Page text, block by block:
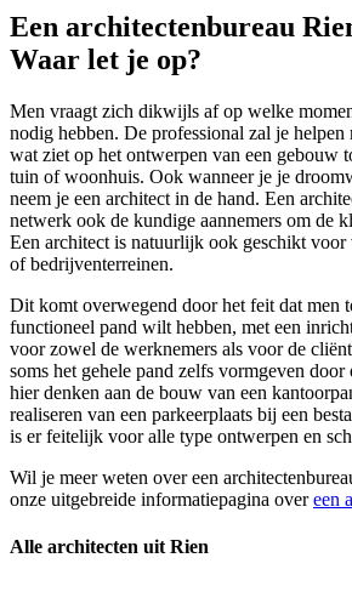
Een architectenbureau
Waar let je op?
Men vraagt zich dikwijls af op welke
nodig hebben. De professional zal je helpen
wat ziet op het ontwerpen van een gebouw
tuin of woonhuis. Ook wanneer je je
neem je een architect in de hand. Een
netwerk ook de kundige aannemers om de
Een architect is natuurlijk ook geschikt
of bedrijventerreinen.
Dit komt overwegend door het feit dat men
functioneel pand wilt hebben, met een
voor zowel de werknemers als voor de
soms het gehele pand zelfs vormgeven
hier denken aan de bouw van een
realiseren van een parkeerplaats bij een
is er feitelijk voor alle type ontwerpen en
Wil je meer weten over een
onze uitgebreide informatiepagina overeen
Alle architecten uit Rien